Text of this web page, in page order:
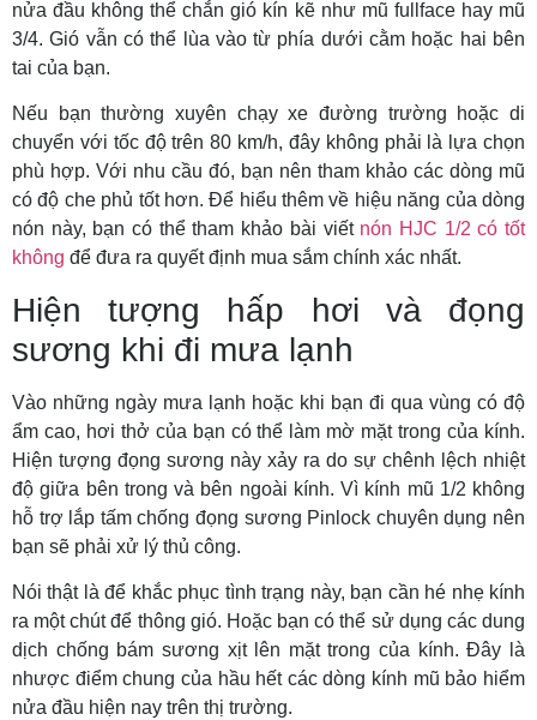
nửa đầu không thể chắn gió kín kẽ như mũ fullface hay mũ
3/4. Gió vẫn có thể lùa vào từ phía dưới cằm hoặc hai bên
tai của bạn.
Nếu bạn thường xuyên chạy xe đường trường hoặc di
chuyển với tốc độ trên 80 km/h, đây không phải là lựa chọn
phù hợp. Với nhu cầu đó, bạn nên tham khảo các dòng mũ
có độ che phủ tốt hơn. Để hiểu thêm về hiệu năng của dòng
nón này, bạn có thể tham khảo bài viết nón HJC 1/2 có tốt
không để đưa ra quyết định mua sắm chính xác nhất.
Hiện tượng hấp hơi và đọng
sương khi đi mưa lạnh
Vào những ngày mưa lạnh hoặc khi bạn đi qua vùng có độ
ẩm cao, hơi thở của bạn có thể làm mờ mặt trong của kính.
Hiện tượng đọng sương này xảy ra do sự chênh lệch nhiệt
độ giữa bên trong và bên ngoài kính. Vì kính mũ 1/2 không
hỗ trợ lắp tấm chống đọng sương Pinlock chuyên dụng nên
bạn sẽ phải xử lý thủ công.
Nói thật là để khắc phục tình trạng này, bạn cần hé nhẹ kính
ra một chút để thông gió. Hoặc bạn có thể sử dụng các dung
dịch chống bám sương xịt lên mặt trong của kính. Đây là
nhược điểm chung của hầu hết các dòng kính mũ bảo hiểm
nửa đầu hiện nay trên thị trường.